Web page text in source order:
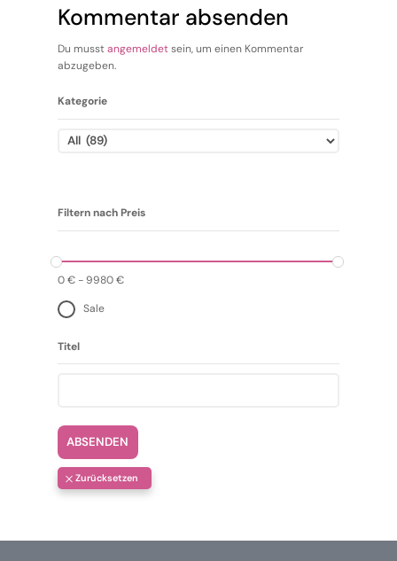
Kommentar absenden
Du musstangemeldetsein, um einen Kommentar
abzugeben.
Kategorie
Filtern nach Preis
0 €-9980 €
Sale
Titel
ABSENDEN